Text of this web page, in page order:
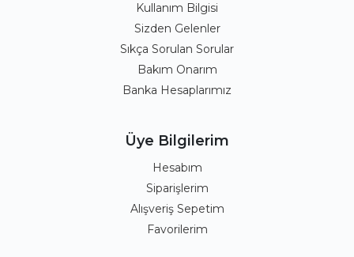
Kullanım Bilgisi
Sizden Gelenler
Sıkça Sorulan Sorular
Bakım Onarım
Banka Hesaplarımız
Üye Bilgilerim
Hesabım
Siparişlerim
Alışveriş Sepetim
Favorilerim